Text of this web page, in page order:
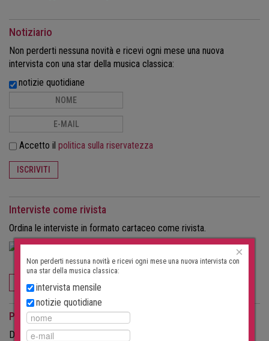
Notiziario
Non perderti nessuna novità e ricevi ogni mese una nuova
intervista con una star della musica classica:
notizie quotidiane
Accetto il politica sulla riservatezza
ISCRIVITI
Interviste come rivista
Ordina le interviste in formato cartaceo come rivista.
ORDINA ORA
Per gli organizzatori di eventi
Desideri attirare più visitatori ai tuoi concerti?
×
Non perderti nessuna novità e ricevi ogni mese una nuova intervista con
una star della musica classica:
intervista mensile
notizie quotidiane